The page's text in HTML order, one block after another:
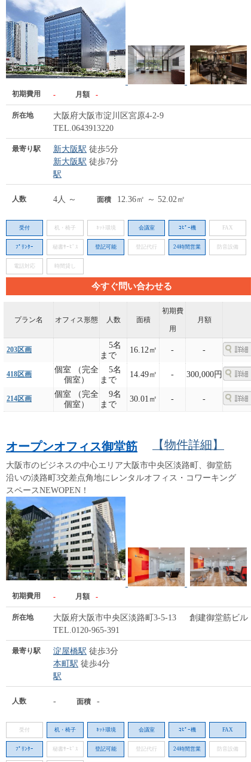
初期費用 - 月額 -
所在地
大阪府大阪市淀川区宮原4-2-9
TEL.0643913220
最寄り駅 新大阪駅 徒歩5分
新大阪駅 徒歩7分
駅
人数 4人 ～ 面積 12.36㎡ ～ 52.02㎡
受付 机・椅子 ﾈｯﾄ環境 会議室 ｺﾋﾟｰ機 FAX
ﾌﾟﾘﾝﾀｰ 秘書ｻｰﾋﾞｽ 登記可能 登記代行 24時間営業 防音設備
電話対応 時間貸し
今すぐ問い合わせる
プラン名 オフィス形態 人数 面積
初期費
用
月額
203区画
5名
まで
16.12㎡ - -
418区画
個室 （完全
個室）
5名
まで
14.49㎡ - 300,000円
214区画
個室 （完全
個室）
9名
まで
30.01㎡ - -
オープンオフィス御堂筋 【物件詳細】
大阪市のビジネスの中心エリア大阪市中央区淡路町、御堂筋
沿いの淡路町3交差点角地にレンタルオフィス・コワーキング
スペースNEWOPEN！
初期費用 - 月額 -
所在地
大阪府大阪市中央区淡路町3-5-13 創建御堂筋ビル
TEL.0120-965-391
最寄り駅 淀屋橋駅 徒歩3分
本町駅 徒歩4分
駅
人数 - 面積 -
受付 机・椅子 ﾈｯﾄ環境 会議室 ｺﾋﾟｰ機 FAX
ﾌﾟﾘﾝﾀｰ 秘書ｻｰﾋﾞｽ 登記可能 登記代行 24時間営業 防音設備